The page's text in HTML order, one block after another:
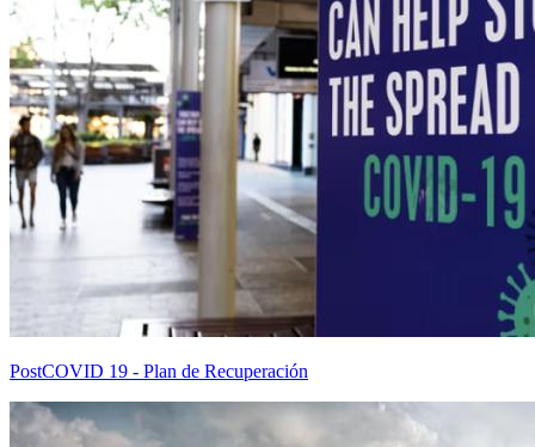
PostCOVID 19 - Plan de Recuperación